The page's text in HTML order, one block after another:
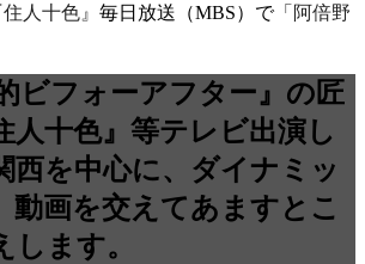
住人十色』 毎日放送（MBS）で「阿倍野
ビフォーアフター』の匠
人十色』等テレビ出演し
西を中心に、ダイナミッ
動画を交えてあますとこ
します。